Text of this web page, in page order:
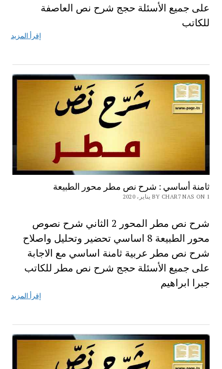
على جميع الأسئلة حجج شرح نص العاصفة
للكاتب
إقرأ المزيد
ثامنة أساسي : شرح نص مطر محور الطبيعة
BY CHAR7 NAS ON 1 يناير، 2020
شرح نص مطر المحور 2 الثاني شرح نصوص
محور الطبيعة 8 اساسي تحضير وتحليل واصلاح
شرح نص مطر عربية ثامنة اساسي مع الاجابة
على جميع الأسئلة حجج شرح نص مطر للكاتب
جبرا ابراهيم
إقرأ المزيد